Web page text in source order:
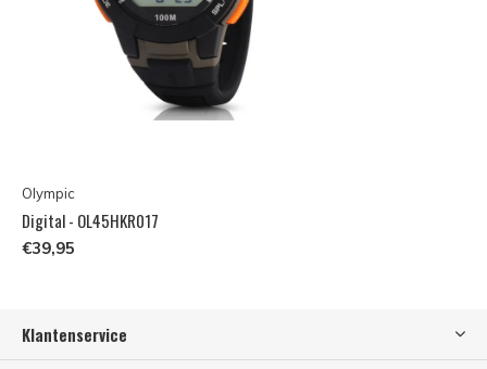
Olympic
Digital - OL45HKR017
€39,95
Klantenservice